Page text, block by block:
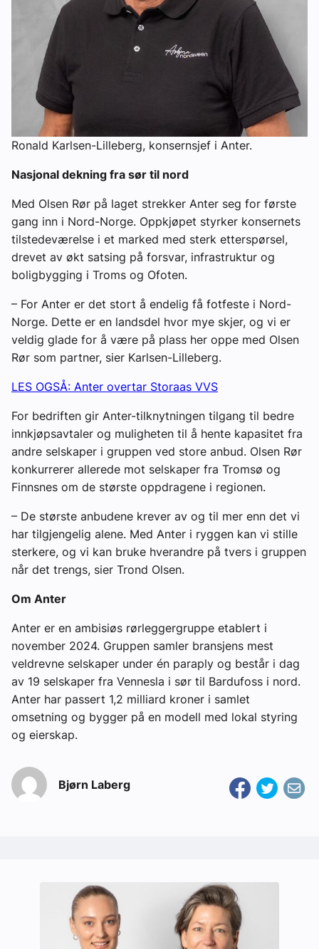
Ronald Karlsen-Lilleberg, konsernsjef i Anter.
Nasjonal dekning fra sør til nord
Med Olsen Rør på laget strekker Anter seg for første
gang inn i Nord-Norge. Oppkjøpet styrker konsernets
tilstedeværelse i et marked med sterk etterspørsel,
drevet av økt satsing på forsvar, infrastruktur og
boligbygging i Troms og Ofoten.
– For Anter er det stort å endelig få fotfeste i Nord-
Norge. Dette er en landsdel hvor mye skjer, og vi er
veldig glade for å være på plass her oppe med Olsen
Rør som partner, sier Karlsen-Lilleberg.
LES OGSÅ: Anter overtar Storaas VVS
For bedriften gir Anter-tilknytningen tilgang til bedre
innkjøpsavtaler og muligheten til å hente kapasitet fra
andre selskaper i gruppen ved store anbud. Olsen Rør
konkurrerer allerede mot selskaper fra Tromsø og
Finnsnes om de største oppdragene i regionen.
– De største anbudene krever av og til mer enn det vi
har tilgjengelig alene. Med Anter i ryggen kan vi stille
sterkere, og vi kan bruke hverandre på tvers i gruppen
når det trengs, sier Trond Olsen.
Om Anter
Anter er en ambisiøs rørleggergruppe etablert i
november 2024. Gruppen samler bransjens mest
veldrevne selskaper under én paraply og består i dag
av 19 selskaper fra Vennesla i sør til Bardufoss i nord.
Anter har passert 1,2 milliard kroner i samlet
omsetning og bygger på en modell med lokal styring
og eierskap.
Bjørn Laberg